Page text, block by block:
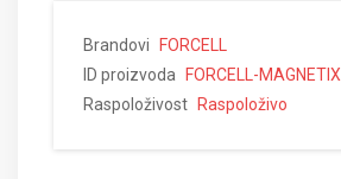
Brandovi
FORCELL
ID proizvoda
FORCELL-MAGNETIX
Raspoloživost
Raspoloživo